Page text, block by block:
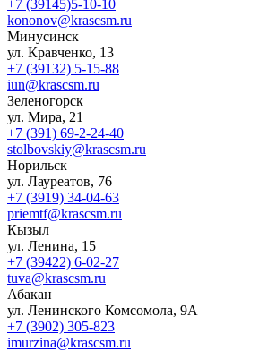
+7 (39145)5-10-10
kononov@krascsm.ru
Минусинск
ул. Кравченко, 13
+7 (39132) 5-15-88
iun@krascsm.ru
Зеленогорск
ул. Мира, 21
+7 (391) 69-2-24-40
stolbovskiy@krascsm.ru
Норильск
ул. Лауреатов, 76
+7 (3919) 34-04-63
priemtf@krascsm.ru
Кызыл
ул. Ленина, 15
+7 (39422) 6-02-27
tuva@krascsm.ru
Абакан
ул. Ленинского Комсомола, 9А
+7 (3902) 305-823
imurzina@krascsm.ru